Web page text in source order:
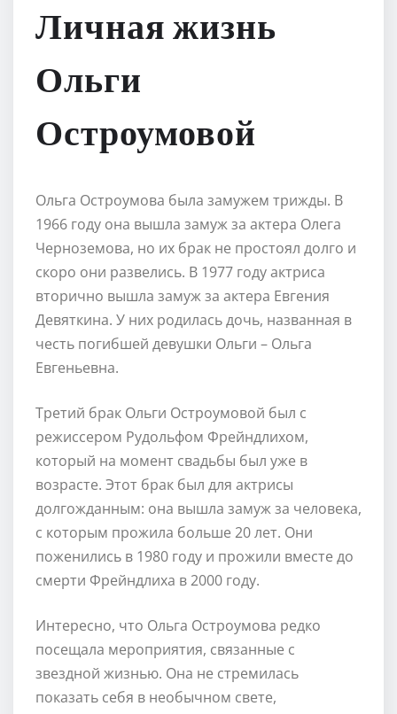
Личная жизнь
Ольги
Остроумовой
Ольга Остроумова была замужем трижды. В
1966 году она вышла замуж за актера Олега
Черноземова, но их брак не простоял долго и
скоро они развелись. В 1977 году актриса
вторично вышла замуж за актера Евгения
Девяткина. У них родилась дочь, названная в
честь погибшей девушки Ольги – Ольга
Евгеньевна.
Третий брак Ольги Остроумовой был с
режиссером Рудольфом Фрейндлихом,
который на момент свадьбы был уже в
возрасте. Этот брак был для актрисы
долгожданным: она вышла замуж за человека,
с которым прожила больше 20 лет. Они
поженились в 1980 году и прожили вместе до
смерти Фрейндлиха в 2000 году.
Интересно, что Ольга Остроумова редко
посещала мероприятия, связанные с
звездной жизнью. Она не стремилась
показать себя в необычном свете,